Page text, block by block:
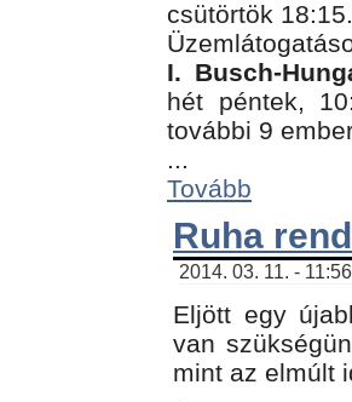
csütörtök 18:15.
I. Busch-
hét péntek,
további 9
...
Tovább
Ruha
2014. 03. 11. -
Eljött egy
van
mint az elmúlt